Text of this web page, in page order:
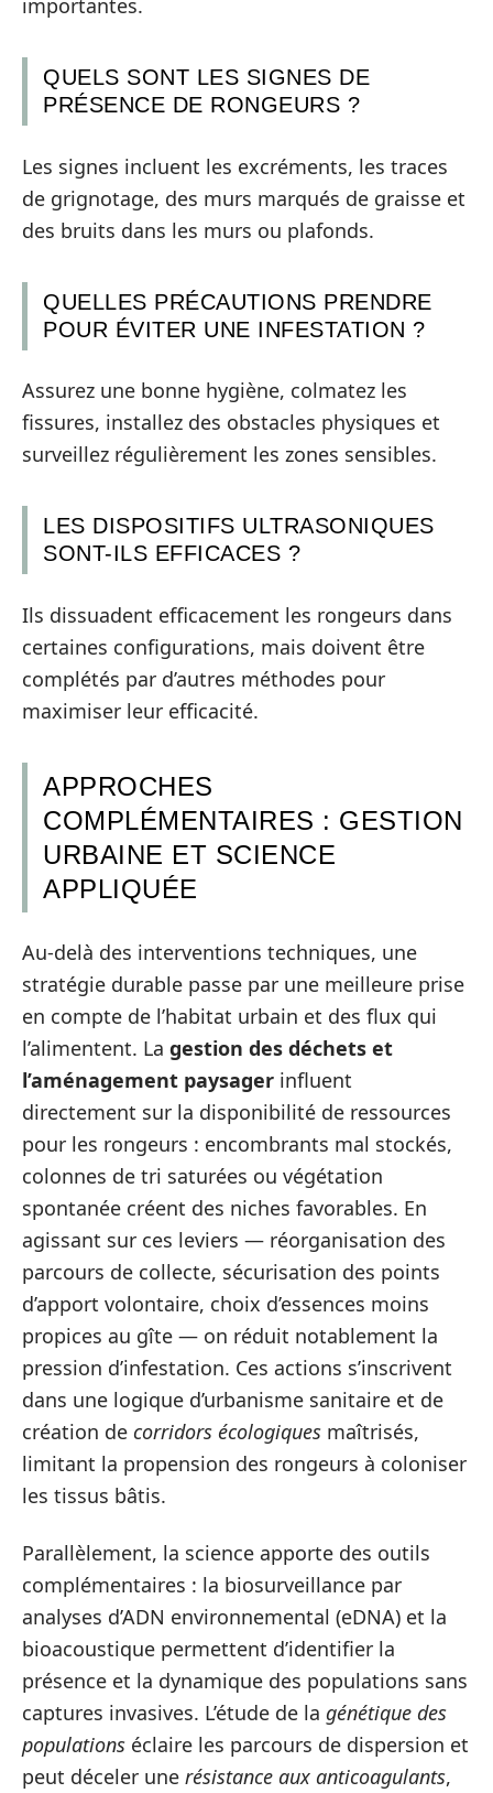
importantes.
QUELS SONT LES SIGNES DE
PRÉSENCE DE RONGEURS ?
Les signes incluent les excréments, les traces
de grignotage, des murs marqués de graisse et
des bruits dans les murs ou plafonds.
QUELLES PRÉCAUTIONS PRENDRE
POUR ÉVITER UNE INFESTATION ?
Assurez une bonne hygiène, colmatez les
fissures, installez des obstacles physiques et
surveillez régulièrement les zones sensibles.
LES DISPOSITIFS ULTRASONIQUES
SONT-ILS EFFICACES ?
Ils dissuadent efficacement les rongeurs dans
certaines configurations, mais doivent être
complétés par d’autres méthodes pour
maximiser leur efficacité.
APPROCHES
COMPLÉMENTAIRES : GESTION
URBAINE ET SCIENCE
APPLIQUÉE
Au-delà des interventions techniques, une
stratégie durable passe par une meilleure prise
en compte de l’habitat urbain et des flux qui
l’alimentent. La gestion des déchets et
l’aménagement paysager influent
directement sur la disponibilité de ressources
pour les rongeurs : encombrants mal stockés,
colonnes de tri saturées ou végétation
spontanée créent des niches favorables. En
agissant sur ces leviers — réorganisation des
parcours de collecte, sécurisation des points
d’apport volontaire, choix d’essences moins
propices au gîte — on réduit notablement la
pression d’infestation. Ces actions s’inscrivent
dans une logique d’urbanisme sanitaire et de
création de corridors écologiques maîtrisés,
limitant la propension des rongeurs à coloniser
les tissus bâtis.
Parallèlement, la science apporte des outils
complémentaires : la biosurveillance par
analyses d’ADN environnemental (eDNA) et la
bioacoustique permettent d’identifier la
présence et la dynamique des populations sans
captures invasives. L’étude de la génétique des
populations éclaire les parcours de dispersion et
peut déceler une résistance aux anticoagulants,